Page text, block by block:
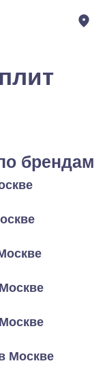
брендам
Москве